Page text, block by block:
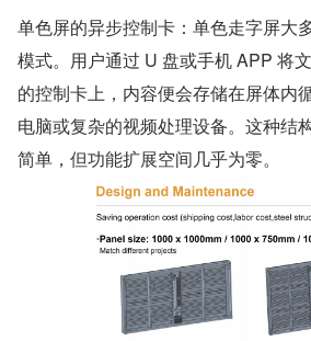
单色屏的异步控制卡：单色走字屏大
模式。用户通过 U 盘或手机 APP 将
的控制卡上，内容便会存储在屏体内
电脑或复杂的视频处理设备。这种结
简单，但功能扩展空间几乎为零。